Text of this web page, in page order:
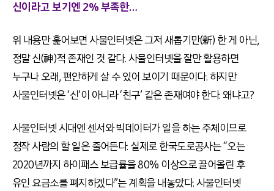
신이라고 보기엔 2% 부족한…
위 내용만 훑어보면 사물인터넷은 그저 새롭기만(新) 한 게 아닌,
정말 신(神)적 존재인 것 같다. 사물인터넷을 잘만 활용하면
누구나 오래, 편안하게 살 수 있어 보이기 때문이다. 하지만
사물인터넷은 ‘신’이 아니라 ‘친구’ 같은 존재여야 한다. 왜냐고?
사물인터넷 시대엔 센서와 빅데이터가 일을 하는 주체이므로
정작 사람의 할 일은 줄어든다. 실제로 한국도로공사는 “오는
2020년까지 하이패스 보급률을 80% 이상으로 끌어올린 후
유인 요금소를 폐지하겠다”는 계획을 내놓았다. 사물인터넷